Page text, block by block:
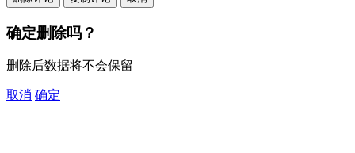
确定删除吗？
删除后数据将不会保留
取消 确定